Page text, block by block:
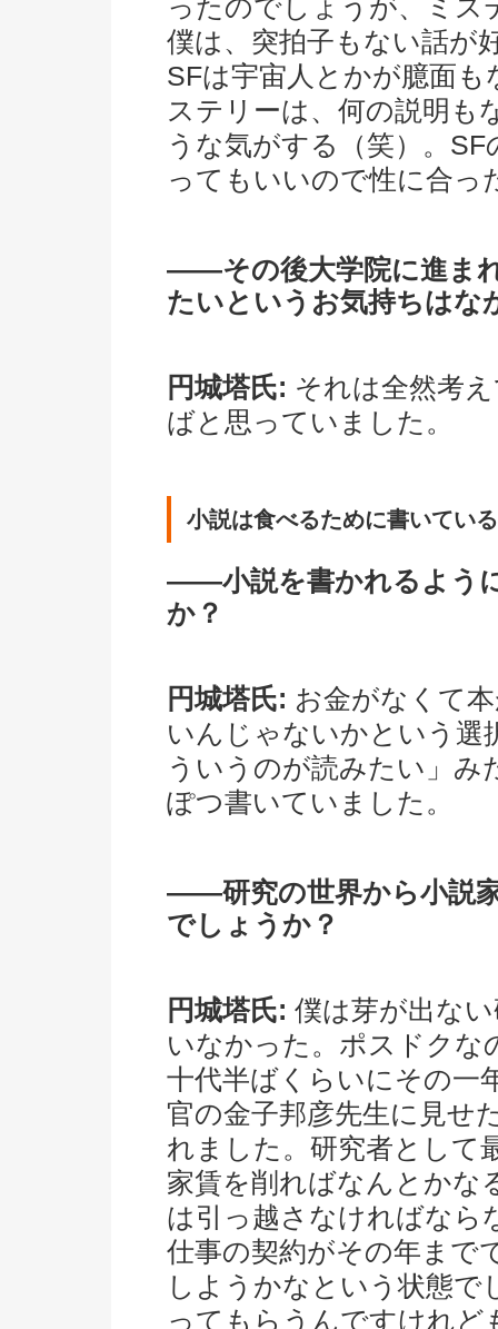
ったのでしょうが、ミス
僕は、突拍子もない話が
SFは宇宙人とかが臆面
ステリーは、何の説明も
うな気がする（笑）。
ってもいいので性に合っ
――その後大学院に進ま
たいというお気持ちはな
円城塔氏: それは全然考
ばと思っていました。
小説は食べるために書いている
――小説を書かれるよう
か？
円城塔氏: お金がなくて
いんじゃないかという選
ういうのが読みたい」み
ぽつ書いていました。
――研究の世界から小説
でしょうか？
円城塔氏: 僕は芽が出な
いなかった。ポスドクな
十代半ばくらいにその一
官の金子邦彦先生に見せ
れました。研究者として
家賃を削ればなんとかな
は引っ越さなければなら
仕事の契約がその年まで
しようかなという状態で
ってもらうんですけれど